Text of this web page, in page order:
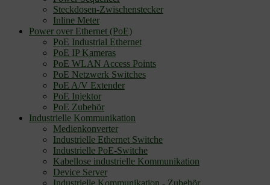
Steckdosen-Zwischenstecker
Inline Meter
Power over Ethernet (PoE)
PoE Industrial Ethernet
PoE IP Kameras
PoE WLAN Access Points
PoE Netzwerk Switches
PoE A/V Extender
PoE Injektor
PoE Zubehör
Industrielle Kommunikation
Medienkonverter
Industrielle Ethernet Switche
Industrielle PoE-Switche
Kabellose industrielle Kommunikation
Device Server
Industrielle Kommunikation - Zubehör